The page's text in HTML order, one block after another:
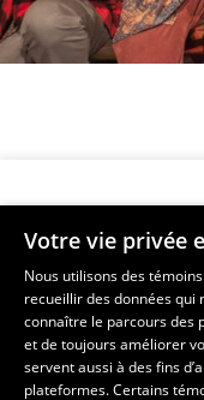
Faculté de
Pavillon Louis-
1055, avenue du
Téléphone: 418 656-7061
Votre vie privée
Nous utilisons des
recueillir des données qui
connaître le parcours des
et de toujours améliorer
servent aussi à des fins
plateformes. Certains